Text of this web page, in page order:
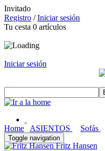
Invitado
Registro /Iniciar sesión
Tu cesta 0 artículos
Iniciar sesión
Toggle navigation
Home ASIENTOS Sofás
Fritz Hansen